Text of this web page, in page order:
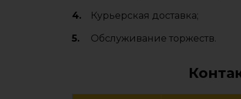
Курьерская доставка;
Обслуживание торжеств.